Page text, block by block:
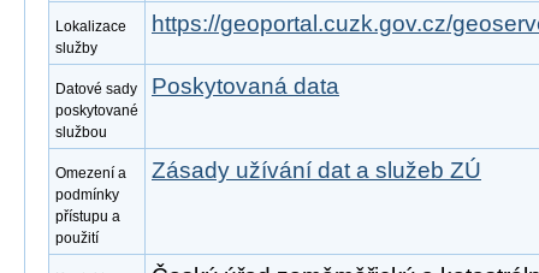
Lokalizace
služby
https://geoportal.cuzk.gov.cz/
Datové sady
poskytované
službou
Poskytovaná data
Omezení a
podmínky
přístupu a
použití
Zásady užívání dat a služeb ZÚ